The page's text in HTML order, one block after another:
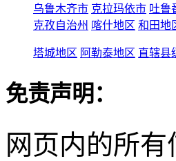
乌鲁木齐市 克拉玛依市 吐鲁
克孜自治州 喀什地区 和田地
塔城地区 阿勒泰地区 直辖县
免责声明：
网页内的所